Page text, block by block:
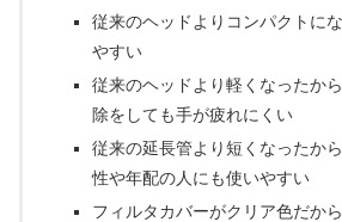
従来のヘッドよりコンパクトに
やすい
従来のヘッドより軽くなったか
除をしても手が疲れにくい
従来の延長管より短くなったか
性や年配の人にも使いやすい
フィルタカバーがクリア色だか